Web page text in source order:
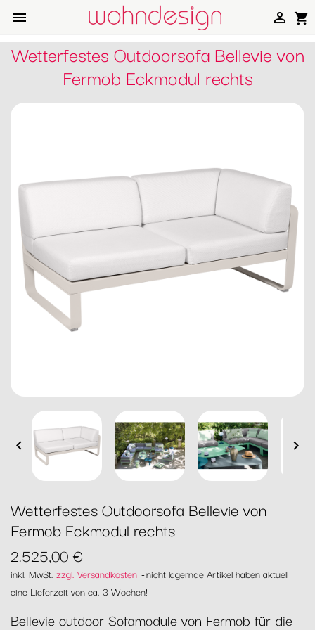
 shopping_cart

Wetterfestes Outdoorsofa Bellevie von
Fermob Eckmodul rechts
 
Wetterfestes Outdoorsofa Bellevie von
Fermob Eckmodul rechts
2.525,00 €
inkl. MwSt. zzgl. Versandkosten nicht lagernde Artikel haben aktuell
eine Lieferzeit von ca. 3 Wochen!
Bellevie outdoor Sofamodule von Fermob für die